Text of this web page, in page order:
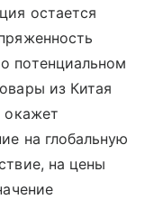
остается
потенциальном
из Китая
окажет
на глобальную
на цены